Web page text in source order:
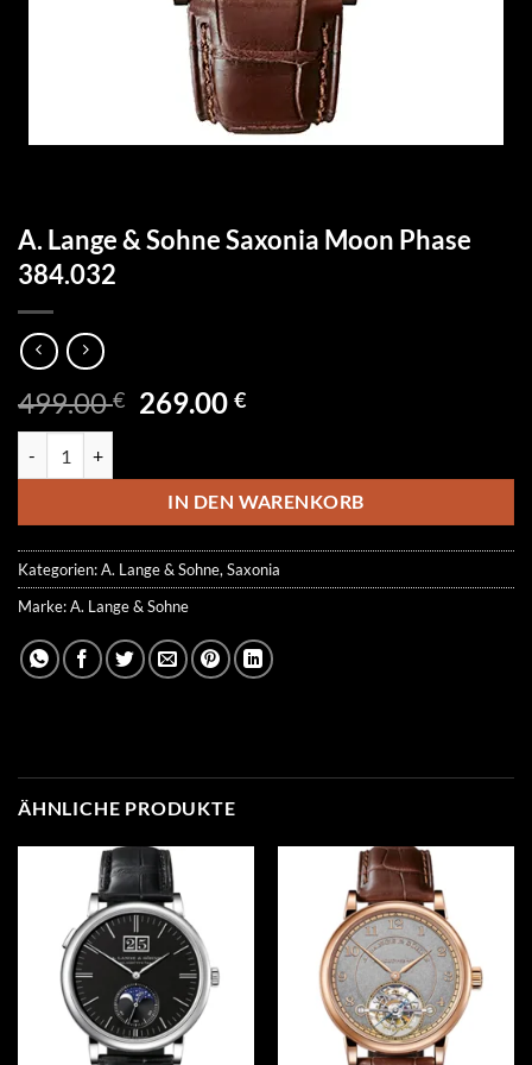
A. Lange & Sohne Saxonia Moon Phase
384.032
499.00€ Ursprünglicher
499.00 €
269.00€Aktueller
269.00 €.
IN DEN WARENKORB
Kategorien:A. Lange & Sohne, Saxonia
Marke:A. Lange & Sohne
ÄHNLICHE PRODUKTE